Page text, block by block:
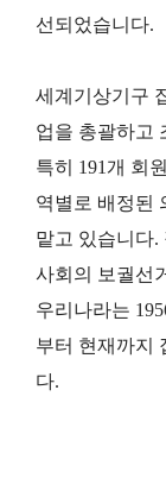
선되었습니다.
세계기상기구
업을 총괄하고
특히 191개 회
역별로 배정된
맡고 있습니다.
사회의 보궐선
우리나라는
부터 현재까지
다.